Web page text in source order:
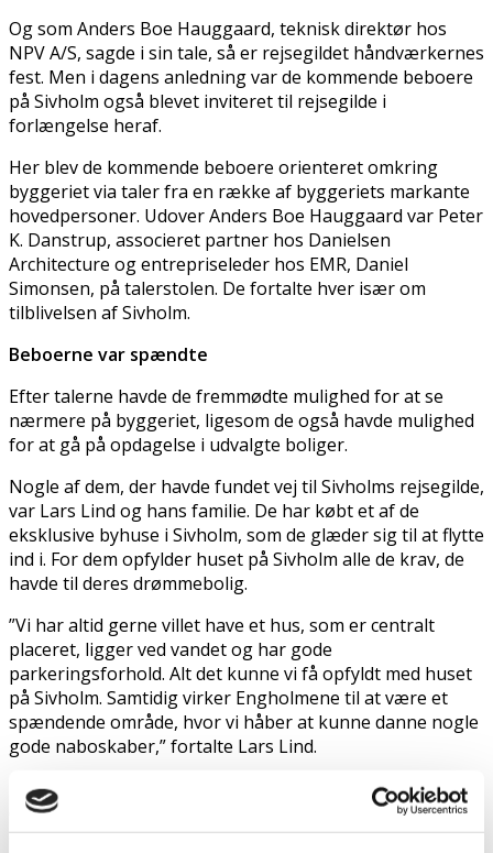
Og som Anders Boe Hauggaard, teknisk direktør hos
NPV A/S, sagde i sin tale, så er rejsegildet håndværkernes
fest. Men i dagens anledning var de kommende beboere
på Sivholm også blevet inviteret til rejsegilde i
forlængelse heraf.
Her blev de kommende beboere orienteret omkring
byggeriet via taler fra en række af byggeriets markante
hovedpersoner. Udover Anders Boe Hauggaard var Peter
K. Danstrup, associeret partner hos Danielsen
Architecture og entrepriseleder hos EMR, Daniel
Simonsen, på talerstolen. De fortalte hver især om
tilblivelsen af Sivholm.
Beboerne var spændte
Efter talerne havde de fremmødte mulighed for at se
nærmere på byggeriet, ligesom de også havde mulighed
for at gå på opdagelse i udvalgte boliger.
Nogle af dem, der havde fundet vej til Sivholms rejsegilde,
var Lars Lind og hans familie. De har købt et af de
eksklusive byhuse i Sivholm, som de glæder sig til at flytte
ind i. For dem opfylder huset på Sivholm alle de krav, de
havde til deres drømmebolig.
”Vi har altid gerne villet have et hus, som er centralt
placeret, ligger ved vandet og har gode
parkeringsforhold. Alt det kunne vi få opfyldt med huset
på Sivholm. Samtidig virker Engholmene til at være et
spændende område, hvor vi håber at kunne danne nogle
gode naboskaber,” fortalte Lars Lind.
En anden familie, som også var ude og kigge nærmere på
det, der snart bliver deres nye hjem, var familien Friis. For
dem var det særligt én ting, der gjorde, at de valgte at